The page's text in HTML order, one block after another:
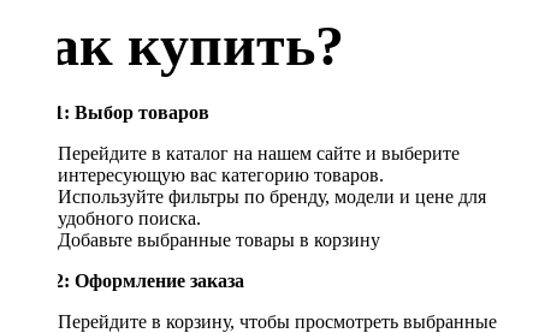
Как купить?
Шаг 1: Выбор товаров
Перейдите в каталог на нашем сайте и выберите
интересующую вас категорию товаров.
Используйте фильтры по бренду, модели и цене для
удобного поиска.
Добавьте выбранные товары в корзину
Шаг 2: Оформление заказа
Перейдите в корзину, чтобы просмотреть выбранные